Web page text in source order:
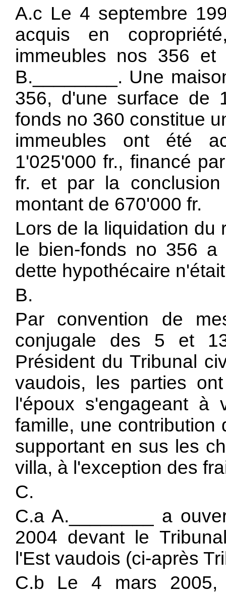
A.c Le 4 septembre
acquis en
immeubles nos 356
B.________. Une
356, d'une surface de
fonds no 360 constitue
immeubles ont été
1'025'000 fr., financé
fr. et par la
montant de 670'000 fr.
Lors de la liquidation du
le bien-fonds no 356
dette hypothécaire
B.
Par convention de
conjugale des 5 et
Président du Tribunal
vaudois, les parties
l'époux s'engageant à
famille, une contribution
supportant en sus les
villa, à l'exception des
C.
C.a A.________ a
2004 devant le
l'Est vaudois (ci-après
C.b Le 4 mars 2005,